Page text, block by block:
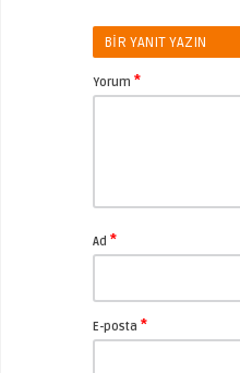
BIR YANIT YAZIN
Yorum *
Ad *
E-posta *